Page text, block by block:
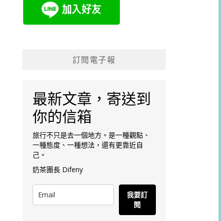
訂閱電子報
最新文章，寄送到
你的信箱
旅行不只是去一個地方。是一種觀點、
一種態度、一種想法，還有更靠近自
己。
奶茶團長 Difeny
我要訂
閱